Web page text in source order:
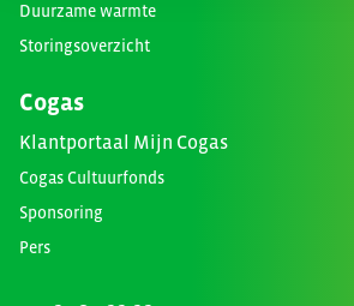
Duurzame warmte
Storingsoverzicht
Cogas
Klantportaal Mijn Cogas
Cogas Cultuurfonds
Sponsoring
Pers